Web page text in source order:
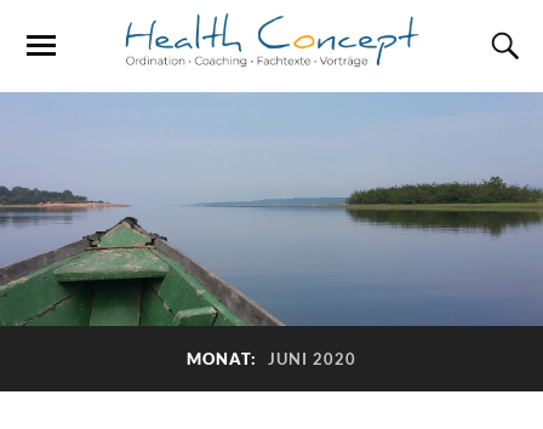
MONAT: JUNI 2020